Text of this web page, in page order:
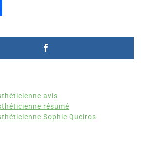
avis
résumé
Sophie Queiros